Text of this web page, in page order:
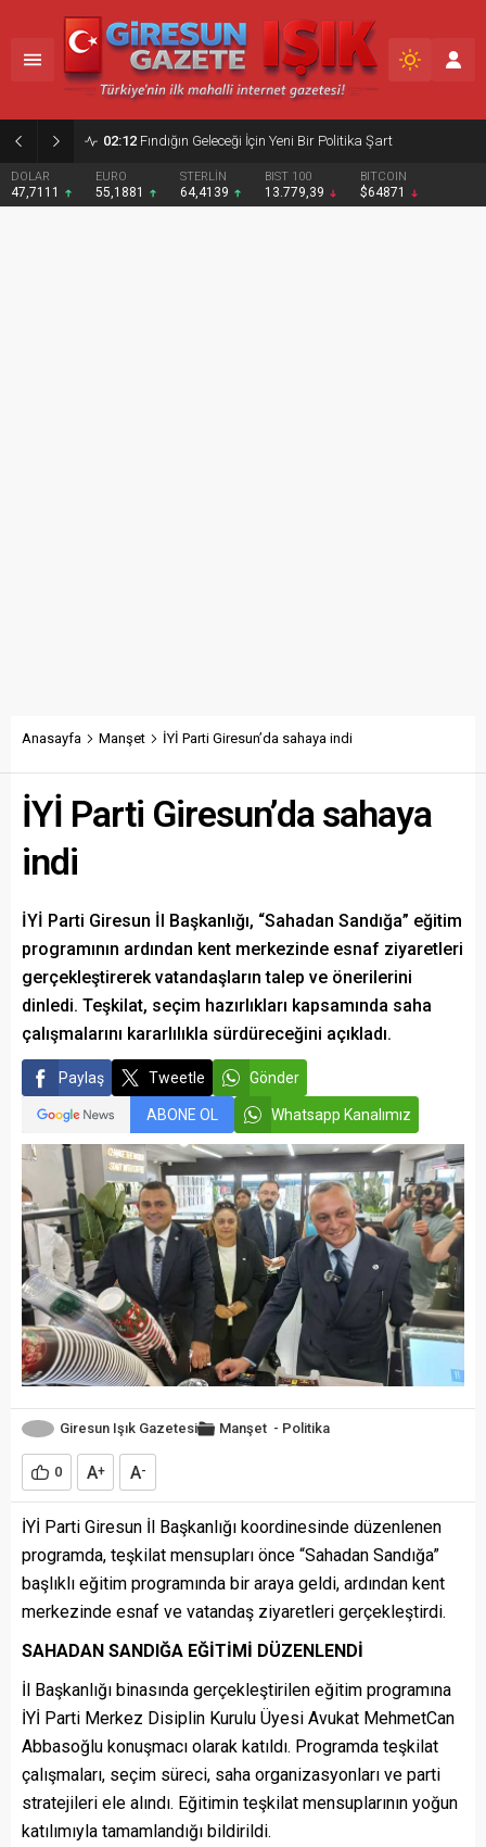
02:12 Fındığın Geleceği İçin Yeni Bir Politika Şart
DOLAR
47,7111
EURO
55,1881
STERLİN
64,4139
BIST 100
13.779,39
BITCOIN
$64871
Anasayfa Manşet İYİ Parti Giresun’da sahaya indi
İYİ Parti Giresun’da sahaya
indi
İYİ Parti Giresun İl Başkanlığı, “Sahadan Sandığa” eğitim
programının ardından kent merkezinde esnaf ziyaretleri
gerçekleştirerek vatandaşların talep ve önerilerini
dinledi. Teşkilat, seçim hazırlıkları kapsamında saha
çalışmalarını kararlılıkla sürdüreceğini açıkladı.
Paylaş Tweetle Gönder
ABONE OL Whatsapp Kanalımız
Giresun Işık Gazetesi Manşet - Politika
0 A+ A-
İYİ Parti Giresun İl Başkanlığı koordinesinde düzenlenen
programda, teşkilat mensupları önce “Sahadan Sandığa”
başlıklı eğitim programında bir araya geldi, ardından kent
merkezinde esnaf ve vatandaş ziyaretleri gerçekleştirdi.
SAHADAN SANDIĞA EĞİTİMİ DÜZENLENDİ
İl Başkanlığı binasında gerçekleştirilen eğitim programına
İYİ Parti Merkez Disiplin Kurulu Üyesi Avukat MehmetCan
Abbasoğlu konuşmacı olarak katıldı. Programda teşkilat
çalışmaları, seçim süreci, saha organizasyonları ve parti
stratejileri ele alındı. Eğitimin teşkilat mensuplarının yoğun
katılımıyla tamamlandığı bildirildi.